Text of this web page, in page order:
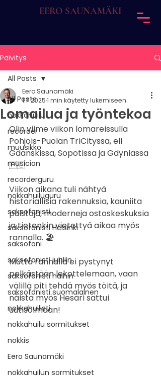
EERO SAUNAMÄKI
Päivitys
All Posts
nokkahuilu
recorder
muusikko
musician
recorderguru
nokkahuiluguru
saksofonisti
saksofonisti Helsinki
saksofoni
saksofonisti juhliin
saksofonisti häihin
saksofonisti suomalainen
nokkahuilisti
nokkahuilu sormitukset
nokkis
Eero Saunamäki
nokkahuilun sormitukset
All Posts
Lomailua ja työntekoa
Eero Saunamäki
1.7.20251 min käytetty lukemiseen
Olin viime viikon lomareissulla
Pohjois-Puolan TriCityssä, eli
Gdanskissa, Sopotissa ja Gdyniassa
🇵🇱
Viikon aikana tuli nähtyä
historiallisia rakennuksia, kauniita
puistoja, moderneja ostoskeskuksia
ja tietenkin vietettyä aikaa myös
rannalla. 🏖️
Mutta rannalla ei pystynyt
pelkästään lekottelemaan, vaan
välillä piti tehdä myös töitä, ja
näistä myös Hesari sattui
uutisoimaan!